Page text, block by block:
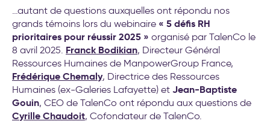
20 exemples
d’accompagnement IA pour la
transformation de l’entreprise
…autant de questions auxquelles ont répondu nos
grands témoins lors du webinaire « 5 défis RH
prioritaires pour réussir 2025 » organisé par TalenCo le
8 avril 2025. Franck Bodikian, Directeur Général
Ressources Humaines de ManpowerGroup France,
Frédérique Chemaly, Directrice des Ressources
Humaines (ex-Galeries Lafayette) et Jean-Baptiste
Gouin, CEO de TalenCo ont répondu aux questions de
Cyrille Chaudoit, Cofondateur de TalenCo.